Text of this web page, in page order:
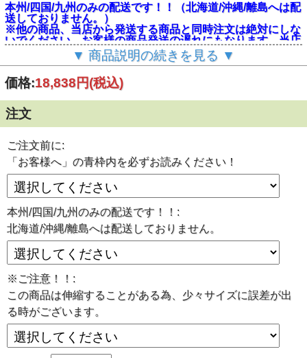
本州/四国/九州のみの配送です！！（北海道/沖縄/離島へは配
送しておりません。）
※他の商品、当店から発送する商品と同時注文は絶対にしな
いでください。お客様の商品発送の遅れにもなります。当店
から発送するものには別途送料がかかります。
この商品は発送までの目安として、2営業日～5営業日(土/日/
ャンセル不可】となっております。
※この商品は取扱い商社より直送の為、納品書/明細書等は
同封しておりません。
■塗装、粉じん飛散防止用のラッセルシート(非防炎)
目が細かく塗装現場などで塗料などが飛び散るのを防ぎま
す。
■材質：ポリエチレン
■サイズ：0.16mm厚 3.6×5.4m
■ハトメ数：40個（450P）
※ご注意！！この商品は伸縮することがある為、少々サイズ
に誤差が出る時がございます。予めご了承くださいませ。
▼ 商品説明の続きを見る ▼
価格:18,838円(税込)
注文
ご注文前に:
「お客様へ」の青枠内を必ずお読みください！
本州/四国/九州のみの配送です！！:
北海道/沖縄/離島へは配送しておりません。
※ご注意！！:
この商品は伸縮することがある為、少々サイズに誤差が出
る時がございます。